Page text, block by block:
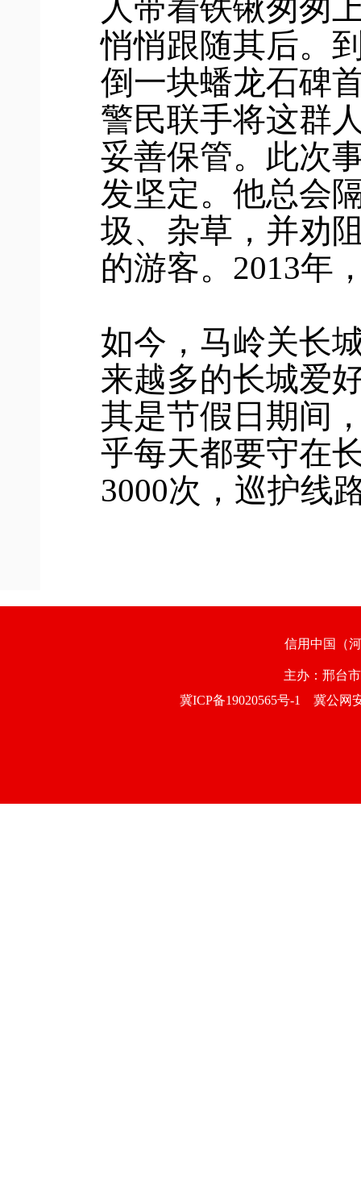
人带着铁锹匆匆
悄悄跟随其后。
倒一块蟠龙石碑
警民联手将这群
妥善保管。此次
发坚定。他总会
圾、杂草，并劝
的游客。2013年
如今，马岭关长
来越多的长城爱
其是节假日期间
乎每天都要守在
3000次，巡护线
信用中国（
主办：邢
冀ICP备19020565号-1
冀公网